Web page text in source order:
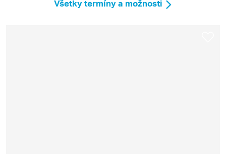
Všetky termíny a možnosti